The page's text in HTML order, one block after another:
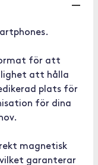
för att
att hålla
plats för
för dina
magnetisk
garanterar